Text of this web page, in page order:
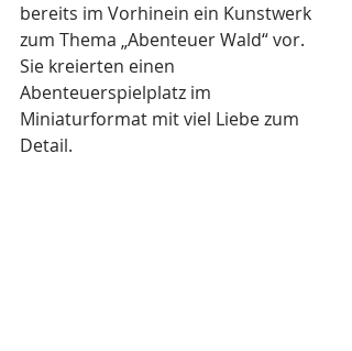
bereits im Vorhinein ein Kunstwerk
zum Thema „Abenteuer Wald“ vor.
Sie kreierten einen
Abenteuerspielplatz im
Miniaturformat mit viel Liebe zum
Detail.